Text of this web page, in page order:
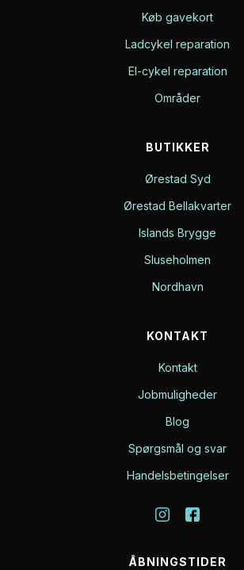
Køb gavekort
Ladcykel reparation
El-cykel reparation
Områder
BUTIKKER
Ørestad Syd
Ørestad Bellakvarter
Islands Brygge
Sluseholmen
Nordhavn
KONTAKT
Kontakt
Jobmuligheder
Blog
Spørgsmål og svar
Handelsbetingelser
ÅBNINGSTIDER